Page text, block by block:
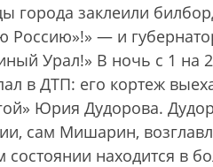
города заклеили
Россию»!» — и
Урал!» В ночь с 1 на
в ДТП: его кортеж
Юрия Дудорова.
сам Мишарин,
состоянии находится в